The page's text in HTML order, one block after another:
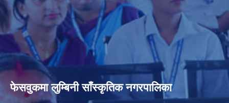
फेसवुकमा लुम्बिनी साँस्कृतिक नगरपालिका